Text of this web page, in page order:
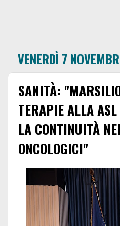
VENERDÌ 7
SANITÀ:
TERAPIE ALLA
LA CONTINUITÀ
ONCOLOGICI"